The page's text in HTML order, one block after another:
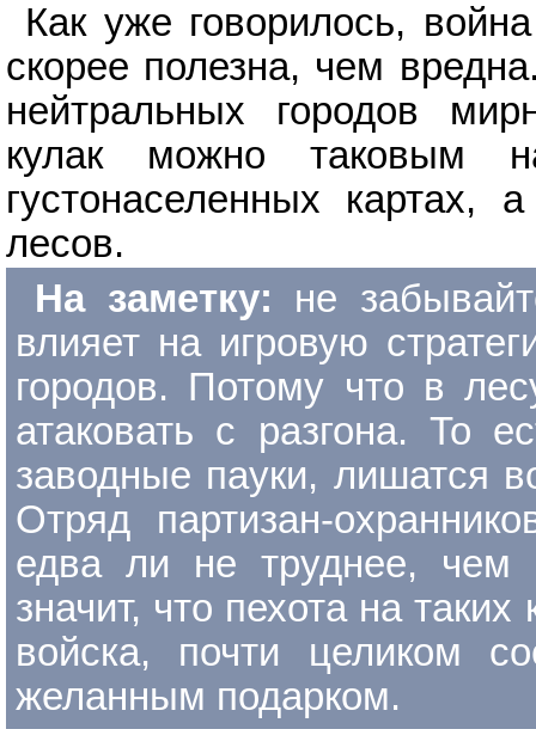
Как уже говорилось,
скорее полезна, чем
нейтральных городов
кулак можно таковым
густонаселенных
лесов.
На заметку: не
влияет на игровую
городов. Потому что в
атаковать с разгона. То
заводные пауки, лишатся
Отряд партизан-
едва ли не труднее,
значит, что пехота на
войска, почти целиком
желанным подарком.